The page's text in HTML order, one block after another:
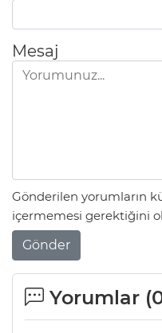
Mesaj
Gönderilen yorumların
içermemesi gerektiğini
Gönder
Yorumlar (